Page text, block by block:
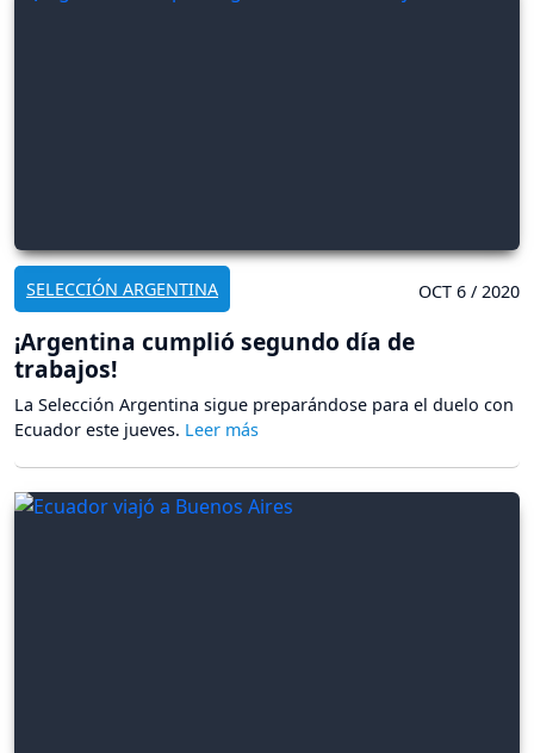
SELECCIÓN ARGENTINA OCT 6 / 2020
¡Argentina cumplió segundo día de
trabajos!
La Selección Argentina sigue preparándose para el duelo con
Ecuador este jueves.